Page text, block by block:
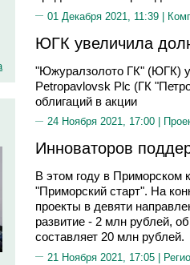
01 Декабря 2021, 11:39 |
ЮГК увеличила
"Южуралзолото ГК" (ЮГК)
Petropavlovsk Plc (ГК
облигаций в акции
24 Ноября 2021, 17:00 |
Инноваторов
В этом году в Приморском
"Приморский старт". На
проекты в девяти
развитие - 2 млн рублей,
составляет 20 млн рублей.
21 Ноября 2021, 17:05 |